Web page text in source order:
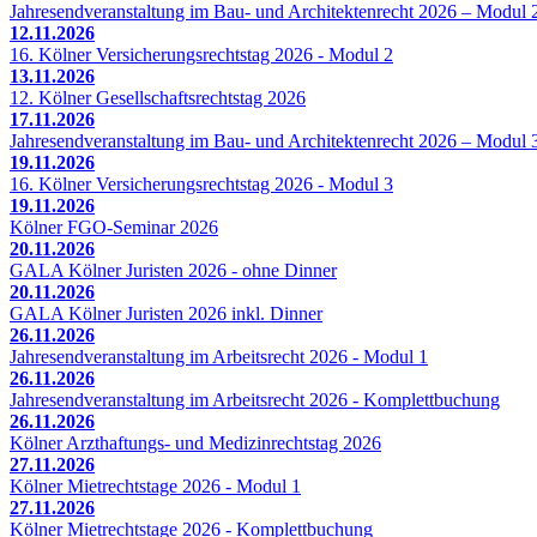
Jahresendveranstaltung im Bau- und Architektenrecht 2026 – Modul
12.11.2026
16. Kölner Versicherungsrechtstag 2026 - Modul 2
13.11.2026
12. Kölner Gesellschaftsrechtstag 2026
17.11.2026
Jahresendveranstaltung im Bau- und Architektenrecht 2026 – Modul
19.11.2026
16. Kölner Versicherungsrechtstag 2026 - Modul 3
19.11.2026
Kölner FGO-Seminar 2026
20.11.2026
GALA Kölner Juristen 2026 - ohne Dinner
20.11.2026
GALA Kölner Juristen 2026 inkl. Dinner
26.11.2026
Jahresendveranstaltung im Arbeitsrecht 2026 - Modul 1
26.11.2026
Jahresendveranstaltung im Arbeitsrecht 2026 - Komplettbuchung
26.11.2026
Kölner Arzthaftungs- und Medizinrechtstag 2026
27.11.2026
Kölner Mietrechtstage 2026 - Modul 1
27.11.2026
Kölner Mietrechtstage 2026 - Komplettbuchung